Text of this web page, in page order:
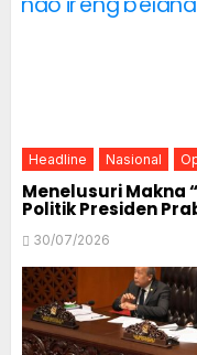
Headline Nasional
Menelusuri Makna
Politik Presiden
30/07/2026